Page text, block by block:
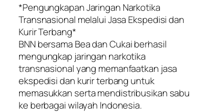
*Pengungkapan Jaringan Narkotika
Transnasional melalui Jasa Ekspedisi dan
Kurir Terbang*
BNN bersama Bea dan Cukai berhasil
mengungkap jaringan narkotika
transnasional yang memanfaatkan jasa
ekspedisi dan kurir terbang untuk
memasukkan serta mendistribusikan sabu
ke berbagai wilayah Indonesia.